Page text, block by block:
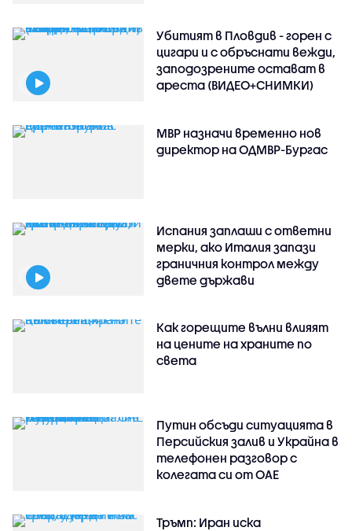
Убитият в Пловдив - горен с
цигари и с обръснати вежди,
заподозрените остават в
ареста (ВИДЕО+СНИМКИ)
МВР назначи временно нов
директор на ОДМВР-Бургас
Испания заплаши с ответни
мерки, ако Италия запази
граничния контрол между
двете държави
Как горещите вълни влияят
на цените на храните по
света
Путин обсъди ситуацията в
Персийския залив и Украйна в
телефонен разговор с
колегата си от ОАЕ
Тръмп: Иран иска